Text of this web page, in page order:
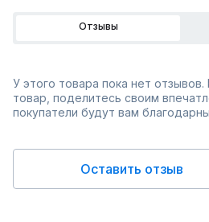
Отзывы
У этого товара пока нет отзывов.
товар, поделитесь своим
покупатели будут вам
Оставить отзыв